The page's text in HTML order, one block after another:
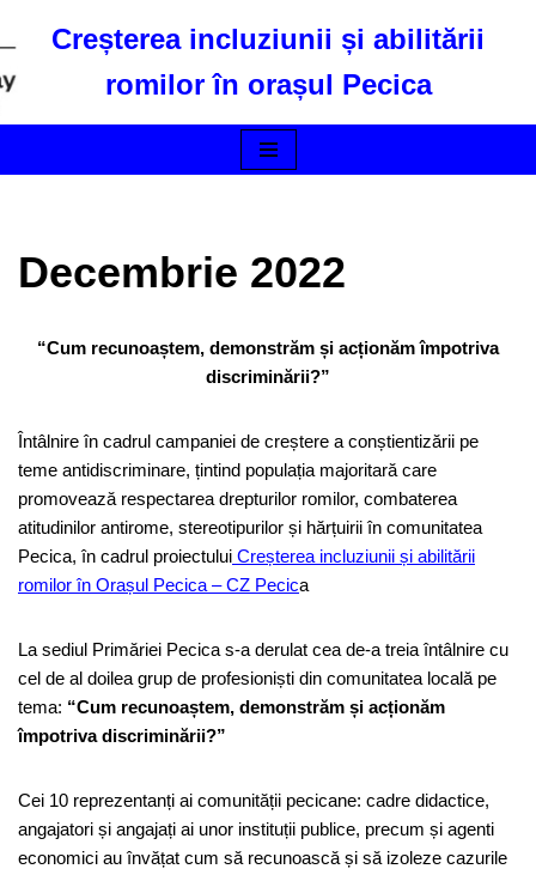
content
Creșterea incluziunii și abilitării
romilor în orașul Pecica
Decembrie 2022
“Cum recunoaștem, demonstrăm și acționăm împotriva
discriminării?”
Întâlnire în cadrul campaniei de creștere a conștientizării pe
teme antidiscriminare, țintind populația majoritară care
promovează respectarea drepturilor romilor, combaterea
atitudinilor antirome, stereotipurilor și hărțuirii în comunitatea
Pecica, în cadrul proiectului Creșterea incluziunii și abilitării
romilor în Orașul Pecica – CZ Pecica
La sediul Primăriei Pecica s-a derulat cea de-a treia întâlnire cu
cel de al doilea grup de profesioniști din comunitatea locală pe
tema: “Cum recunoaștem, demonstrăm și acționăm
împotriva discriminării?”
Cei 10 reprezentanți ai comunității pecicane: cadre didactice,
angajatori și angajați ai unor instituții publice, precum și agenti
economici au învățat cum să recunoască și să izoleze cazurile